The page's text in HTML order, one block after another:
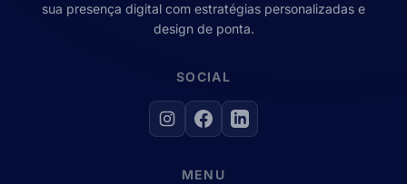
sua presença digital com estratégias personalizadas e
design de ponta.
SOCIAL
MENU